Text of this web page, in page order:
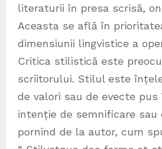
literaturii în presa scrisă,
Aceasta se află în
dimensiunii lingvistice a
Critica stilistică este
scriitorului. Stilul este
de valori sau de evecte
intenție de semnificare sau
pornind de la autor, cum